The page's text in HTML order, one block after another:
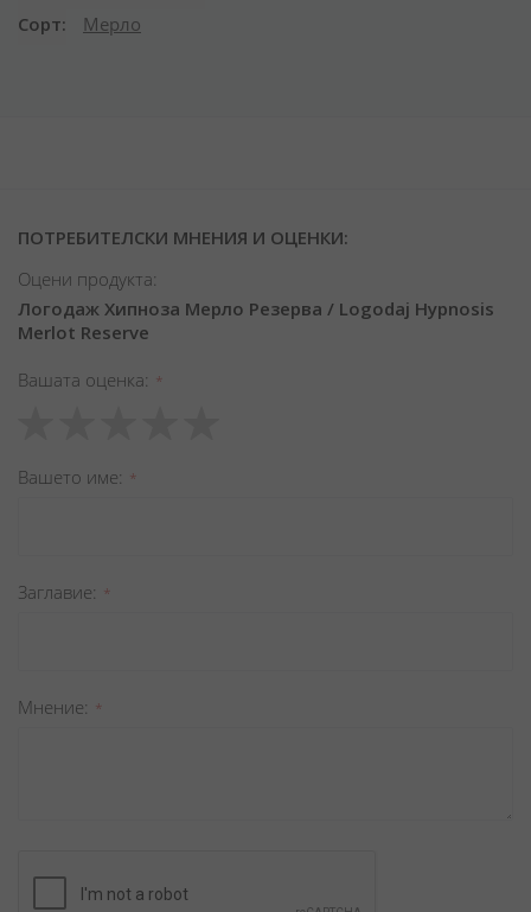
Сорт Мерло
ПОТРЕБИТЕЛСКИ МНЕНИЯ И ОЦЕНКИ:
Оцени продукта:
Логодаж Хипноза Мерло Резерва / Logodaj Hypnosis
Merlot Reserve
Вашата оценка
star
stars
stars
stars
stars
Вашето име
Заглавиe
Мнение